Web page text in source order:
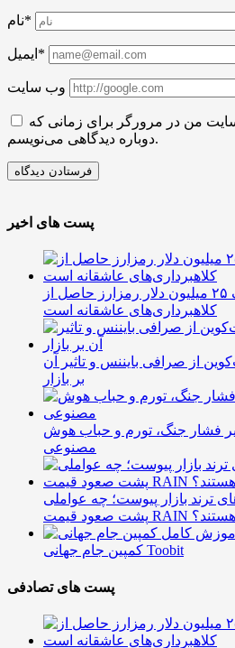
نام*
ایمیل*
وب سایت
من در مرورگر برای زمانی که
دوباره دیدگاهی می‌نویسم.
پست های اخیر
آمریکا در پی توقیف ۲۵ میلیون دلار رمزارز حاصل از
کلاهبرداری‌های عاشقانه است
بیت‌کوین از صرافی بایننس و تاثیر آن
بر بازار
فشار جنگ، تورم و حباب هوش
مصنوعی
ترند بازار پیوست؛ چه عواملی
پشت صعود قیمت RAIN هستند؟
کمپین جام جهانی Toobit
پست های تصادفی